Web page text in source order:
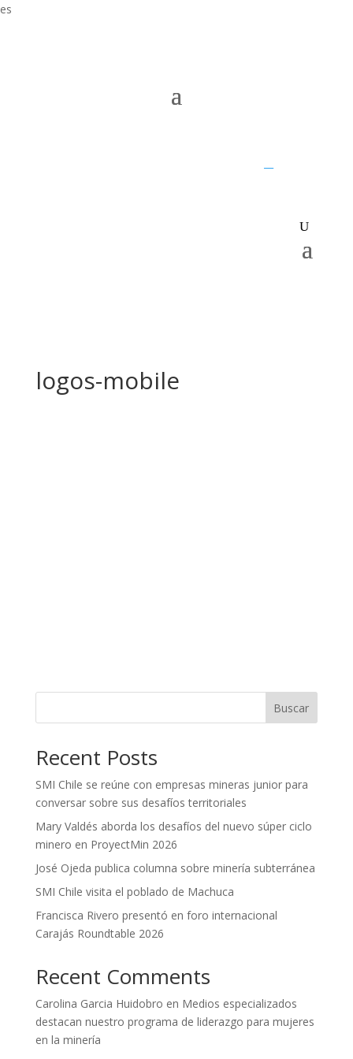
es
logos-mobile
Buscar
Recent Posts
SMI Chile se reúne con empresas mineras junior para
conversar sobre sus desafíos territoriales
Mary Valdés aborda los desafíos del nuevo súper ciclo
minero en ProyectMin 2026
José Ojeda publica columna sobre minería subterránea
SMI Chile visita el poblado de Machuca
Francisca Rivero presentó en foro internacional
Carajás Roundtable 2026
Recent Comments
Carolina Garcia Huidobro en Medios especializados
destacan nuestro programa de liderazgo para mujeres
en la minería